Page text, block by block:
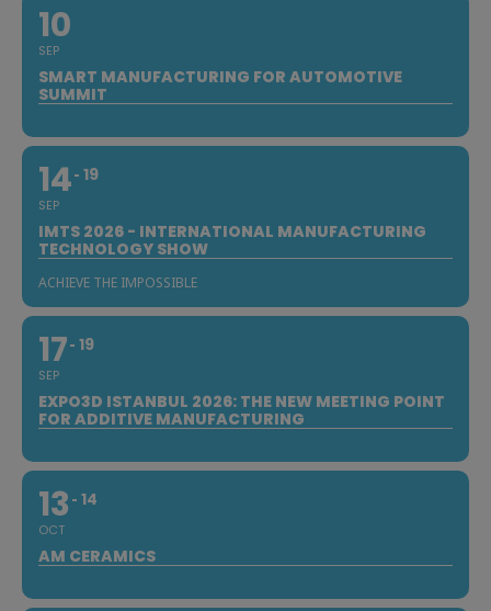
10
SEP
SMART MANUFACTURING FOR AUTOMOTIVE
SUMMIT
14
SEP
19
IMTS 2026 - INTERNATIONAL MANUFACTURING
TECHNOLOGY SHOW
ACHIEVE THE IMPOSSIBLE
17
SEP
19
EXPO3D ISTANBUL 2026: THE NEW MEETING POINT
FOR ADDITIVE MANUFACTURING
13
OCT
14
AM CERAMICS